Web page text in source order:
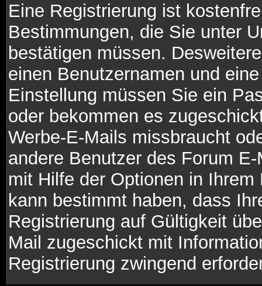
Eine Registrierung ist
Bestimmungen, die Sie unter
bestätigen müssen.
einen Benutzernamen und
Einstellung müssen Sie ein
oder bekommen es
Werbe-E-Mails missbraucht
andere Benutzer des Forum
mit Hilfe der Optionen in
kann bestimmt haben, dass
Registrierung auf Gültigkeit
Mail zugeschickt mit
Registrierung zwingend